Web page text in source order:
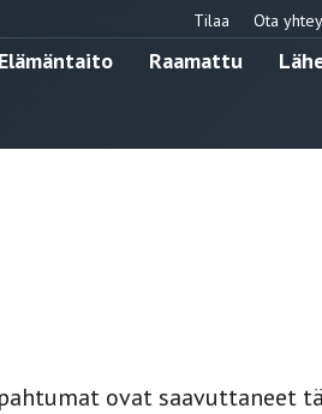
Tilaa Ota
Elämäntaito Raamattu
ovat saavuttaneet